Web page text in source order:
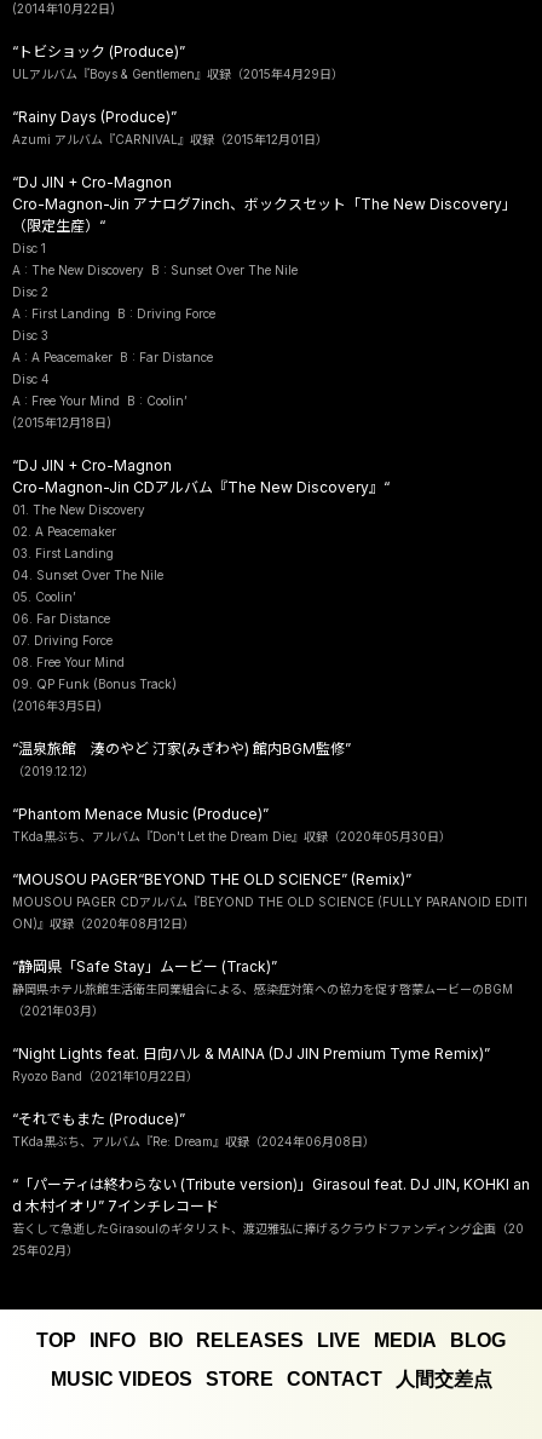
(2014年10月22日)
“トビショック (Produce)”
ULアルバム『Boys & Gentlemen』収録（2015年4月29日）
“Rainy Days (Produce)”
Azumi アルバム『CARNIVAL』収録（2015年12月01日）
“DJ JIN + Cro-Magnon
Cro-Magnon-Jin アナログ7inch、ボックスセット「The New Discovery」
（限定生産）“
Disc 1
A : The New Discovery B : Sunset Over The Nile
Disc 2
A : First Landing B : Driving Force
Disc 3
A : A Peacemaker B : Far Distance
Disc 4
A : Free Your Mind B : Coolin’
(2015年12月18日)
“DJ JIN + Cro-Magnon
Cro-Magnon-Jin CDアルバム『The New Discovery』“
01. The New Discovery
02. A Peacemaker
03. First Landing
04. Sunset Over The Nile
05. Coolin’
06. Far Distance
07. Driving Force
08. Free Your Mind
09. QP Funk (Bonus Track)
(2016年3月5日)
“温泉旅館 湊のやど 汀家(みぎわや) 館内BGM監修”
（2019.12.12）
“Phantom Menace Music (Produce)”
TKda黒ぶち、アルバム『Don't Let the Dream Die』収録（2020年05月30日）
“MOUSOU PAGER“BEYOND THE OLD SCIENCE” (Remix)”
MOUSOU PAGER CDアルバム『BEYOND THE OLD SCIENCE (FULLY PARANOID EDITI
ON)』収録（2020年08月12日）
“静岡県「Safe Stay」ムービー (Track)”
静岡県ホテル旅館生活衛生同業組合による、感染症対策への協力を促す啓蒙ムービーのBGM
（2021年03月）
“Night Lights feat. 日向ハル & MAINA (DJ JIN Premium Tyme Remix)”
Ryozo Band（2021年10月22日）
“それでもまた (Produce)”
TKda黒ぶち、アルバム『Re: Dream』収録（2024年06月08日）
“「パーティは終わらない (Tribute version)」Girasoul feat. DJ JIN, KOHKI an
d 木村イオリ” 7インチレコード
若くして急逝したGirasoulのギタリスト、渡辺雅弘に捧げるクラウドファンディング企画（20
25年02月）
TOP INFO BIO RELEASES LIVE MEDIA
BLOG
MUSIC VIDEOS
STORE CONTACT 人間交差点